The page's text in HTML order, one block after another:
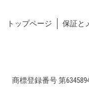
トップページ 保証と
商標登録番号 第